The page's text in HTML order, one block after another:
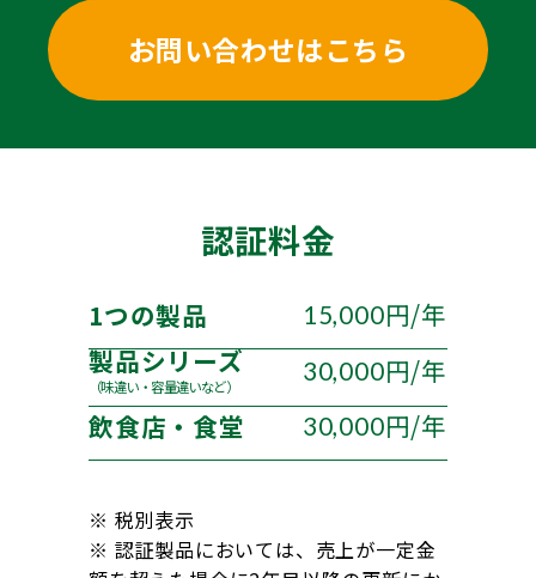
お問い合わせはこちら
認証料金
1つの製品 15,000円/年
製品シリーズ
（味違い・容量違いなど）
30,000円/年
飲食店・食堂
30,000円/年
※ 税別表示
※ 認証製品においては、売上が一定金